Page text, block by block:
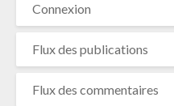
Connexion
Flux des publications
Flux des commentaires